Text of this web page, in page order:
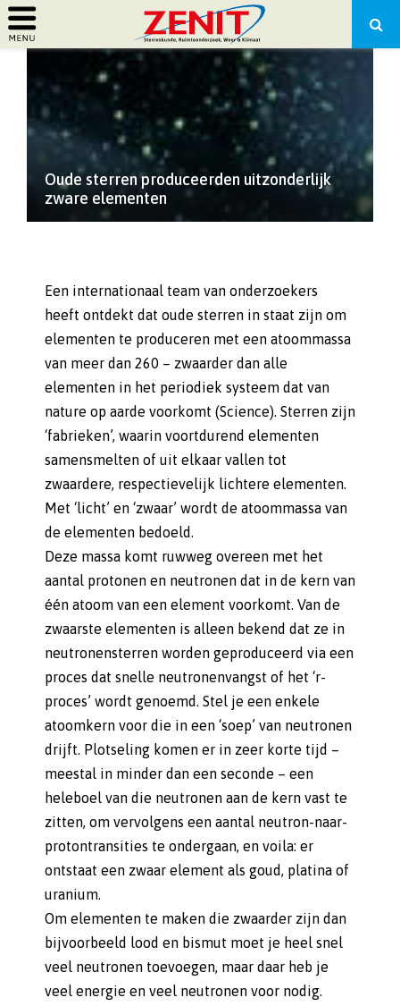
PRIMARY
MENU
Oude sterren produceerden uitzonderlijk
zware elementen
Een internationaal team van onderzoekers
heeft ontdekt dat oude sterren in staat zijn om
elementen te produceren met een atoommassa
van meer dan 260 – zwaarder dan alle
elementen in het periodiek systeem dat van
nature op aarde voorkomt (Science). Sterren zijn
‘fabrieken’, waarin voortdurend elementen
samensmelten of uit elkaar vallen tot
zwaardere, respectievelijk lichtere elementen.
Met ‘licht’ en ‘zwaar’ wordt de atoommassa van
de elementen bedoeld.
Deze massa komt ruwweg overeen met het
aantal protonen en neutronen dat in de kern van
één atoom van een element voorkomt. Van de
zwaarste elementen is alleen bekend dat ze in
neutronensterren worden geproduceerd via een
proces dat snelle neutronenvangst of het ‘r-
proces’ wordt genoemd. Stel je een enkele
atoomkern voor die in een ‘soep’ van neutronen
drijft. Plotseling komen er in zeer korte tijd –
meestal in minder dan een seconde – een
heleboel van die neutronen aan de kern vast te
zitten, om vervolgens een aantal neutron-naar-
protontransities te ondergaan, en voila: er
ontstaat een zwaar element als goud, platina of
uranium.
Om elementen te maken die zwaarder zijn dan
bijvoorbeeld lood en bismut moet je heel snel
veel neutronen toevoegen, maar daar heb je
veel energie en veel neutronen voor nodig.